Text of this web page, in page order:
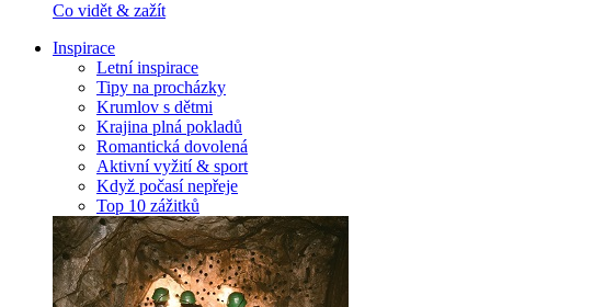
Co vidět & zažít
Inspirace
Letní inspirace
Tipy na procházky
Krumlov s dětmi
Krajina plná pokladů
Romantická dovolená
Aktivní vyžití & sport
Když počasí nepřeje
Top 10 zážitků